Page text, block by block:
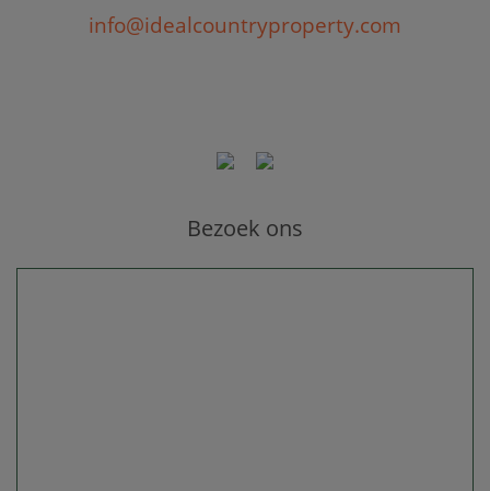
info@idealcountryproperty.com
Bezoek ons